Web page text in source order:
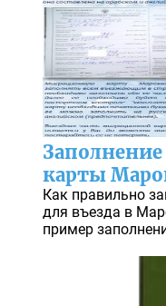
карты
Как правильно
для въезда в
пример